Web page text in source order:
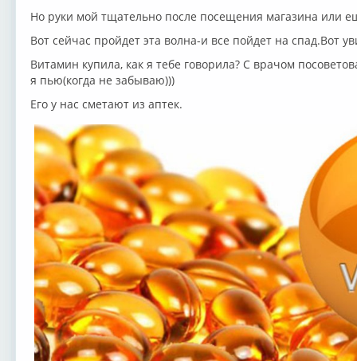
Но руки мой тщательно после посещения магазина или
Вот сейчас пройдет эта волна-и все пойдет на спад.Вот
Витамин купила, как я тебе говорила? С врачом
я пью(когда не забываю)))
Его у нас сметают из аптек.